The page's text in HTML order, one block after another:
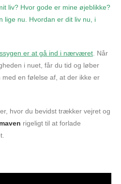
liv? Hvor gode er mine øjeblikke?
lige nu. Hvordan er dit liv nu, i
er at gå ind i nærværet. Når
i nuet, får du tid og løber
en følelse af, at der ikke er
hvor du bevidst trækker vejret og
rigeligt til at forlade